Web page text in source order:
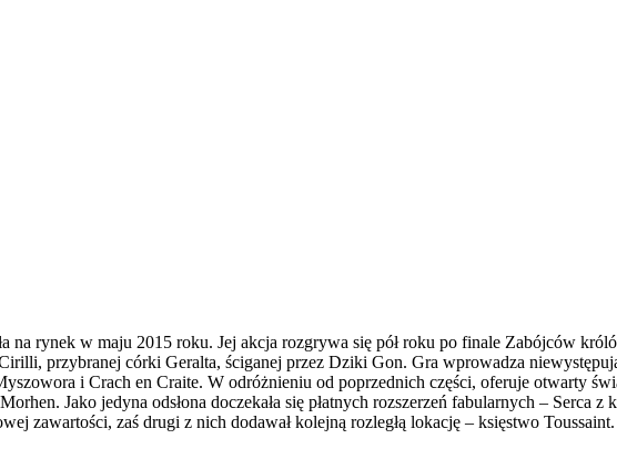
na rynek w maju 2015 roku. Jej akcja rozgrywa się pół roku po finale Zabójców
przybranej córki Geralta, ściganej przez Dziki Gon. Gra wprowadza
i Crach en Craite. W odróżnieniu od poprzednich części, oferuje otwarty
Jako jedyna odsłona doczekała się płatnych rozszerzeń fabularnych – Serca
zawartości, zaś drugi z nich dodawał kolejną rozległą lokację – księstwo Toussaint.